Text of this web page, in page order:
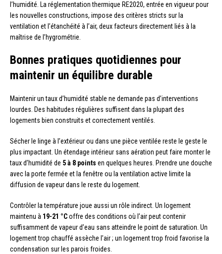
l’humidité. La réglementation thermique RE2020, entrée en vigueur pour
les nouvelles constructions, impose des critères stricts sur la
ventilation et l’étanchéité à l’air, deux facteurs directement liés à la
maîtrise de l’hygrométrie.
Bonnes pratiques quotidiennes pour
maintenir un équilibre durable
Maintenir un taux d’humidité stable ne demande pas d’interventions
lourdes. Des habitudes régulières suffisent dans la plupart des
logements bien construits et correctement ventilés.
Sécher le linge à l’extérieur ou dans une pièce ventilée reste le geste le
plus impactant. Un étendage intérieur sans aération peut faire monter le
taux d’humidité de 5 à 8 points en quelques heures. Prendre une douche
avec la porte fermée et la fenêtre ou la ventilation active limite la
diffusion de vapeur dans le reste du logement.
Contrôler la température joue aussi un rôle indirect. Un logement
maintenu à 19-21 °Coffre des conditions où l’air peut contenir
suffisamment de vapeur d’eau sans atteindre le point de saturation. Un
logement trop chauffé assèche l’air ; un logement trop froid favorise la
condensation sur les parois froides.